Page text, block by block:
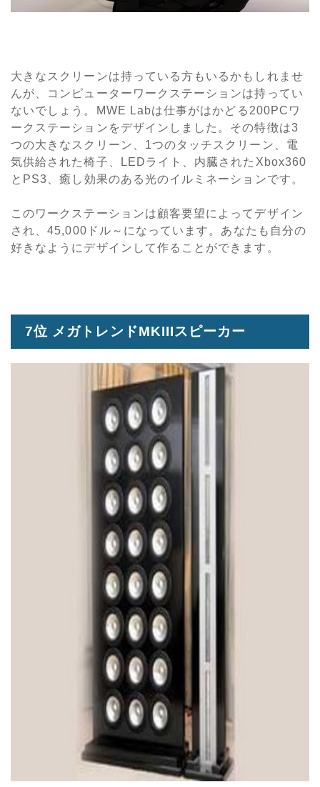
大きなスクリーンは持っている方もいるかもしれませ
んが、コンピューターワークステーションは持ってい
ないでしょう。MWE Labは仕事がはかどる200PCワ
ークステーションをデザインしました。その特徴は3
つの大きなスクリーン、1つのタッチスクリーン、電
気供給された椅子、LEDライト、内臓されたXbox360
とPS3、癒し効果のある光のイルミネーションです。
このワークステーションは顧客要望によってデザイン
され、45,000ドル～になっています。あなたも自分の
好きなようにデザインして作ることができます。
7位 メガトレンドMKIIIスピーカー